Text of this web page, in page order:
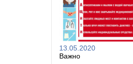
13.05.2020
Важно